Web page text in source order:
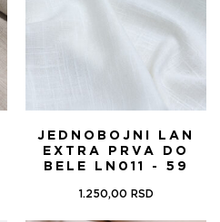
JEDNOBOJNI LAN
EXTRA PRVA DO
BELE LN011 - 59
1.250,00 RSD